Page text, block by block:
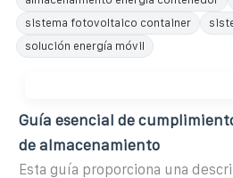
sistema fotovoltaico container
solución energía móvil
Guía esencial de
de almacenamiento
Esta guía proporciona una